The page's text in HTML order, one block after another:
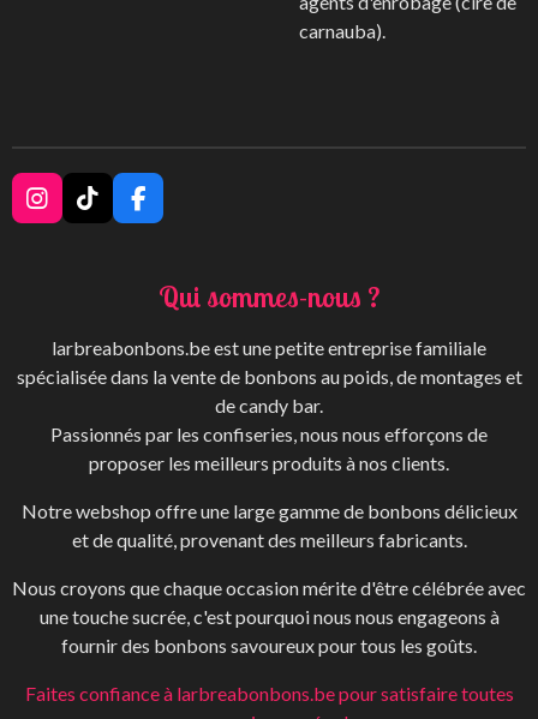
carnauba).
I
n
a
m
T
i
F
a
o
Qui sommes-nous ?
larbreabonbons.be est une petite entreprise familiale
spécialisée dans la vente de bonbons au poids, de montages et
de candy bar.
Passionnés par les confiseries, nous nous efforçons de
proposer les meilleurs produits à nos clients.
Notre webshop offre une large gamme de bonbons délicieux
et de qualité, provenant des meilleurs fabricants.
Nous croyons que chaque occasion mérite d'être célébrée avec
une touche sucrée, c'est pourquoi nous nous engageons à
fournir des bonbons savoureux pour tous les goûts.
Faites confiance à larbreabonbons.be pour satisfaire toutes